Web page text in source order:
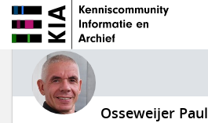
Osseweijer Paul